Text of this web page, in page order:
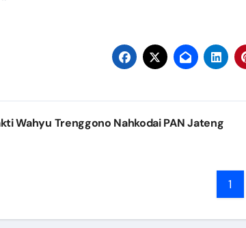
Wahyu Trenggono Nahkodai PAN Jateng
1